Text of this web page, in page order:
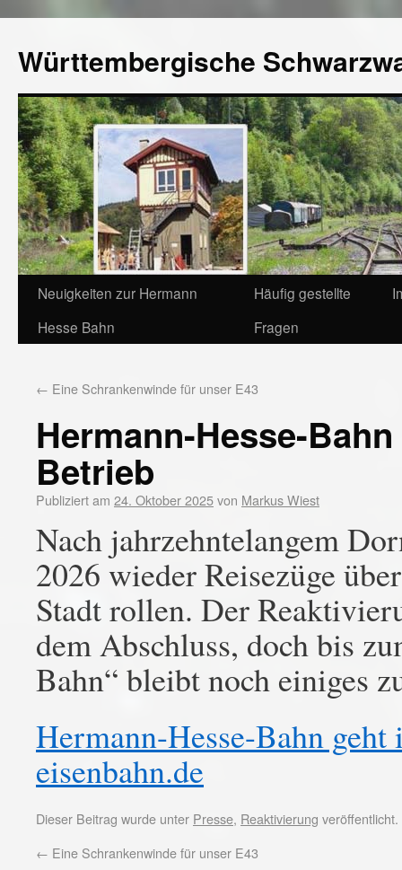
Württembergische
Neuigkeiten zur Hermann
Hesse Bahn
Häufig gestellte
Fragen
← Eine Schrankenwinde für unser E43
Hermann-Hesse-
Betrieb
Publiziert am 24. Oktober 2025von Markus Wiest
Nach jahrzehntelangem
2026 wieder Reisezüge
Stadt rollen. Der
dem Abschluss, doch bis
Bahn“ bleibt noch einiges
Hermann-Hesse-Bahn
eisenbahn.de
Dieser Beitrag wurde unter Presse, Reaktivierung
← Eine Schrankenwinde für unser E43